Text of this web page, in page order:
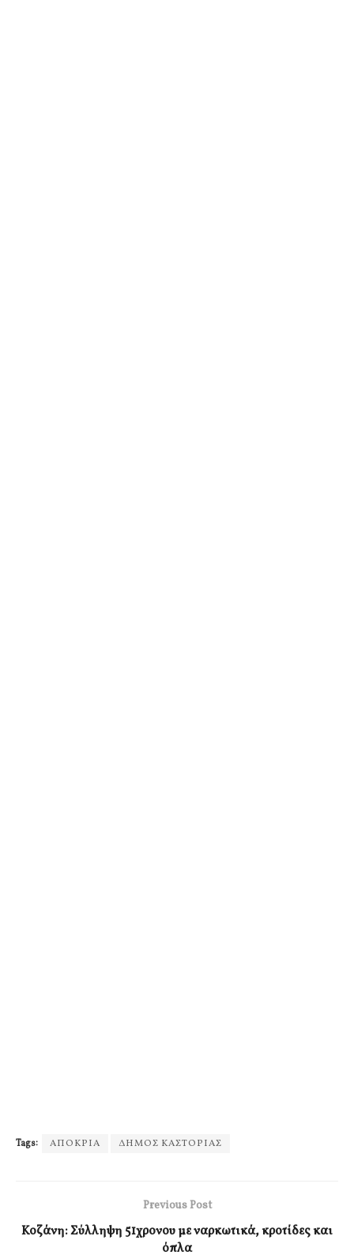
Tags: ΑΠΟΚΡΙΑ ΔΗΜΟΣ ΚΑΣΤΟΡΙΑΣ
Previous Post
Κοζάνη: Σύλληψη 51χρονου με ναρκωτικά, κροτίδες και
όπλα